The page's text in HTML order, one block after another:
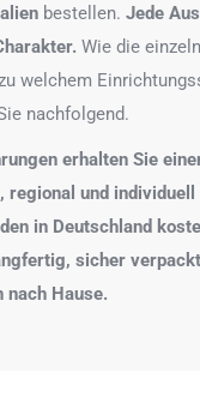
bestellen. Jede
Wie die
welchem
nachfolgend.
erhalten Sie
regional und
in Deutschland
sicher
nach Hause.